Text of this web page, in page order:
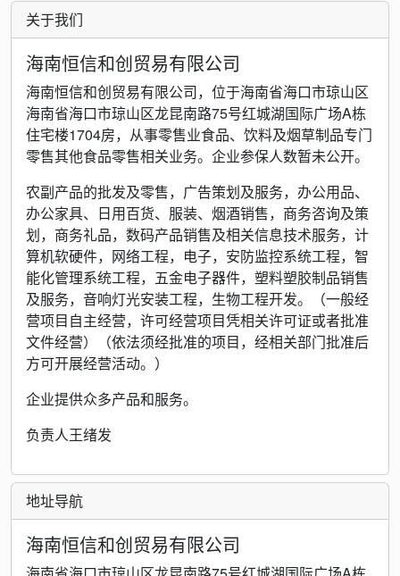
关于我们
海南恒信和创贸易有限公司
海南恒信和创贸易有限公司，位于海南省海口市琼山区
海南省海口市琼山区龙昆南路75号红城湖国际广场A栋
住宅楼1704房，从事零售业食品、饮料及烟草制品专门
零售其他食品零售相关业务。企业参保人数暂未公开。
农副产品的批发及零售，广告策划及服务，办公用品、
办公家具、日用百货、服装、烟酒销售，商务咨询及策
划，商务礼品，数码产品销售及相关信息技术服务，计
算机软硬件，网络工程，电子，安防监控系统工程，智
能化管理系统工程，五金电子器件，塑料塑胶制品销售
及服务，音响灯光安装工程，生物工程开发。（一般经
营项目自主经营，许可经营项目凭相关许可证或者批准
文件经营）（依法须经批准的项目，经相关部门批准后
方可开展经营活动。）
企业提供众多产品和服务。
负责人王绪发
地址导航
海南恒信和创贸易有限公司